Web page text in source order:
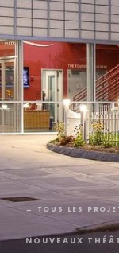
← TOUS LES
NOUVEAUX